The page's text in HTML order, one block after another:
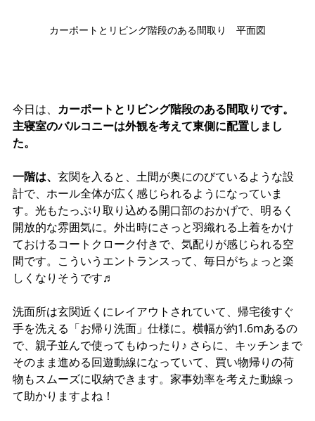
カーポートとリビング階段のある間取り　平面図
今日は、 カーポートとリビング階段のある間取りです。
主寝室のバルコニーは外観を考えて東側に配置しまし
た。
一階は、 玄関を入ると、土間が奥にのびているような設
計で、ホール全体が広く感じられるようになっていま
す。光もたっぷり取り込める開口部のおかげで、明るく
開放的な雰囲気に。外出時にさっと羽織れる上着をかけ
ておけるコートクローク付きで、気配りが感じられる空
間です。こういうエントランスって、毎日がちょっと楽
しくなりそうです♬
洗面所は玄関近くにレイアウトされていて、帰宅後すぐ
手を洗える「お帰り洗面」仕様に。横幅が約1.6mあるの
で、親子並んで使ってもゆったり♪ さらに、キッチンまで
そのまま進める回遊動線になっていて、買い物帰りの荷
物もスムーズに収納できます。家事効率を考えた動線っ
て助かりますよね！